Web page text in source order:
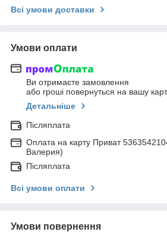
Всі умови доставки
Умови оплати
Ви отримаєте замовлення
або гроші повернуться на вашу
Детальніше
Післяплата
Оплата на карту Приват
Валерия)
Післяплата
Всі умови оплати
Умови повернення